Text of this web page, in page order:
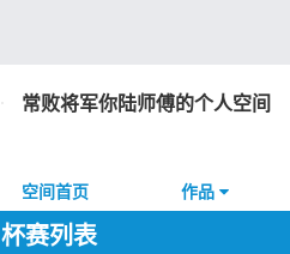
常败将军你陆师傅的个人空间
空间首页 作品
杯赛列表